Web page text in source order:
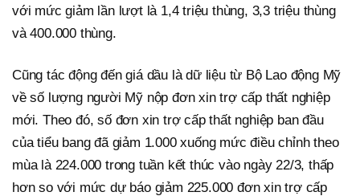
với mức giảm lần lượt là 1,4 triệu thùng, 3,3 triệu thùng
và 400.000 thùng.
Cũng tác động đến giá dầu là dữ liệu từ Bộ Lao động Mỹ
về số lượng người Mỹ nộp đơn xin trợ cấp thất nghiệp
mới. Theo đó, số đơn xin trợ cấp thất nghiệp ban đầu
của tiểu bang đã giảm 1.000 xuống mức điều chỉnh theo
mùa là 224.000 trong tuần kết thúc vào ngày 22/3, thấp
hơn so với mức dự báo giảm 225.000 đơn xin trợ cấp